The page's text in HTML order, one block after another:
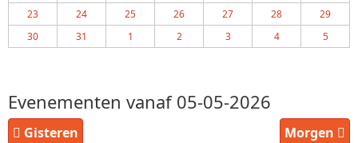
23
24 25 26 27 28
29
30
31 1 2 3 4 5
Evenementen vanaf 05-05-2026
Gisteren Morgen